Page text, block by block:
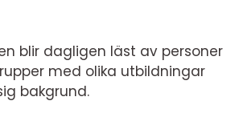
blir dagligen läst av personer
med olika utbildningar
bakgrund.